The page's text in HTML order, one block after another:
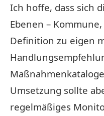
Ich hoffe, dass sich
Ebenen –
Definition zu eigen
Umsetzung sollte
regelmäßiges